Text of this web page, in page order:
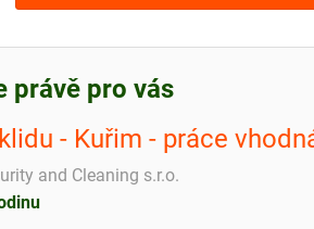
právě pro vás
- Kuřim - práce
and Cleaning s.r.o.